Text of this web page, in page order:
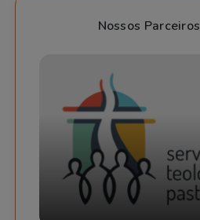
Nossos Parceiros